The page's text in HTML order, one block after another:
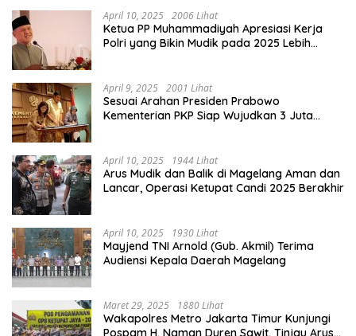
April 10, 2025 2006 Lihat
Ketua PP Muhammadiyah Apresiasi Kerja
Polri yang Bikin Mudik pada 2025 Lebih
April 9, 2025 2001 Lihat
Sesuai Arahan Presiden Prabowo
Kementerian PKP Siap Wujudkan 3 Juta
April 10, 2025 1944 Lihat
Arus Mudik dan Balik di Magelang Aman dan
Lancar, Operasi Ketupat Candi 2025 Berakhir
April 10, 2025 1930 Lihat
Mayjend TNI Arnold (Gub. Akmil) Terima
Audiensi Kepala Daerah Magelang
Maret 29, 2025 1880 Lihat
Wakapolres Metro Jakarta Timur Kunjungi
Pospam H. Naman Duren Sawit, Tinjau Arus